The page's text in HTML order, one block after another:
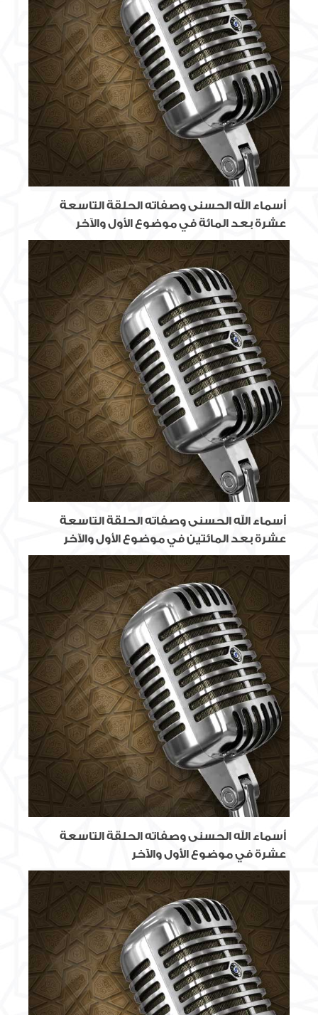
أسماء الله الحسنى وصفاته الحلقة التاسعة
عشرة بعد المائة في موضوع الأول والآخر
أسماء الله الحسنى وصفاته الحلقة التاسعة
عشرة بعد المائتين في موضوع الأول والآخر
أسماء الله الحسنى وصفاته الحلقة التاسعة
عشرة في موضوع الأول والآخر